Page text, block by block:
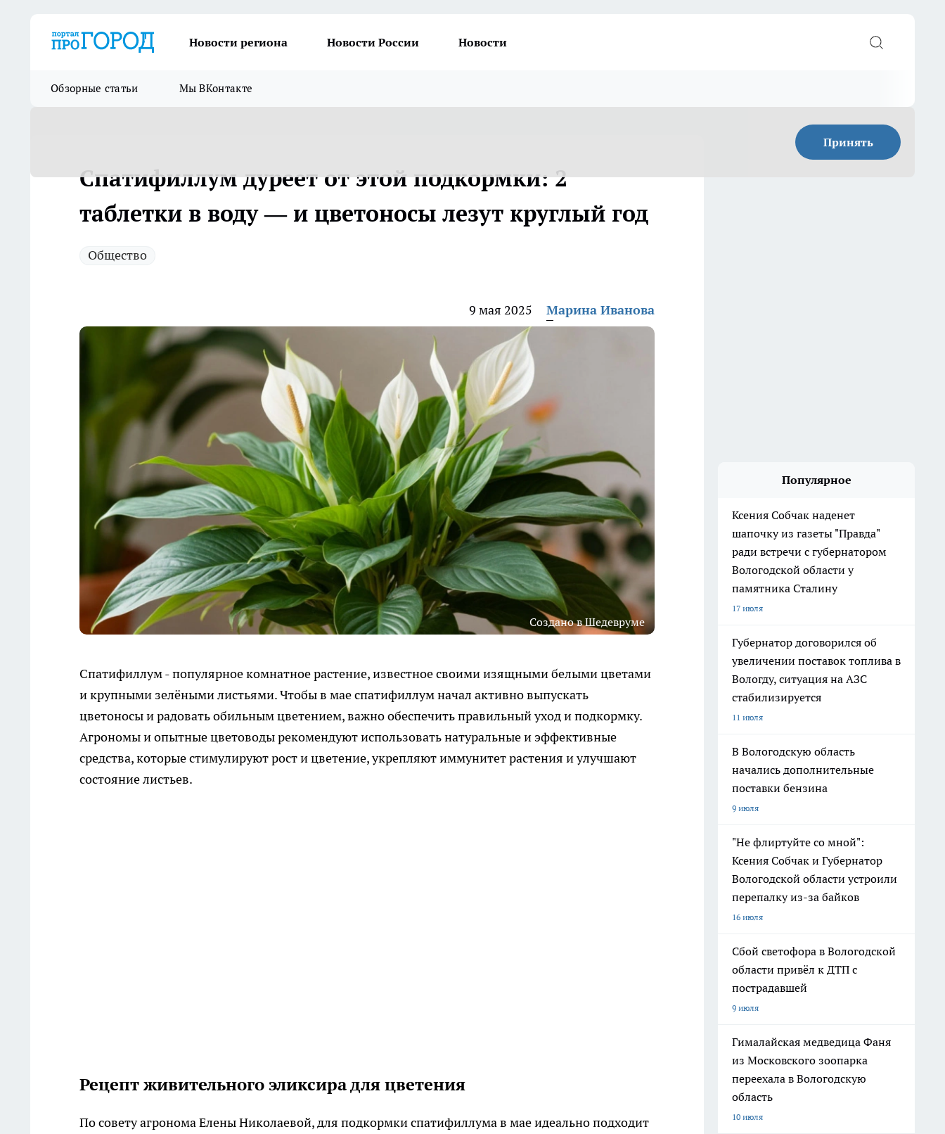
Новости региона Новости России Новости
Обзорные статьи Мы ВКонтакте
Принять
Спатифиллум дуреет от этой подкормки: 2
таблетки в воду — и цветоносы лезут круглый год
Общество
9 мая 2025 Марина Иванова
Создано в Шедевруме
Спатифиллум - популярное комнатное растение, известное своими изящными белыми цветами
и крупными зелёными листьями. Чтобы в мае спатифиллум начал активно выпускать
цветоносы и радовать обильным цветением, важно обеспечить правильный уход и подкормку.
Агрономы и опытные цветоводы рекомендуют использовать натуральные и эффективные
средства, которые стимулируют рост и цветение, укрепляют иммунитет растения и улучшают
состояние листьев.
Рецепт живительного эликсира для цветения
По совету агронома Елены Николаевой, для подкормки спатифиллума в мае идеально подходит
Популярное
Ксения Собчак наденет
шапочку из газеты "Правда"
ради встречи с губернатором
Вологодской области у
памятника Сталину
17 июля
Губернатор договорился об
увеличении поставок топлива в
Вологду, ситуация на АЗС
стабилизируется
11 июля
В Вологодскую область
начались дополнительные
поставки бензина
9 июля
"Не флиртуйте со мной":
Ксения Собчак и Губернатор
Вологодской области устроили
перепалку из-за байков
16 июля
Сбой светофора в Вологодской
области привёл к ДТП с
пострадавшей
9 июля
Гималайская медведица Фаня
из Московского зоопарка
переехала в Вологодскую
область
10 июля